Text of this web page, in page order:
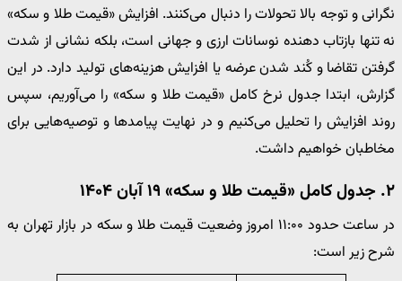
نگرانی و توجه بالا تحولات را دنبال می‌کنند. افزایش «قیمت طلا و سکه»
نه تنها بازتاب دهنده نوسانات ارزی و جهانی است، بلکه نشانی از شدت
گرفتن تقاضا و کُند شدن عرضه یا افزایش هزینه‌های تولید دارد. در این
گزارش، ابتدا جدول نرخ کامل «قیمت طلا و سکه» را می‌آوریم، سپس
روند افزایش را تحلیل می‌کنیم و در نهایت پیامدها و توصیه‌هایی برای
مخاطبان خواهیم داشت.
۲. جدول کامل «قیمت طلا و سکه» ۱۹ آبان ۱۴۰۴
در ساعت حدود ۱۱:۰۰ امروز وضعیت قیمت طلا و سکه در بازار تهران به
شرح زیر است: